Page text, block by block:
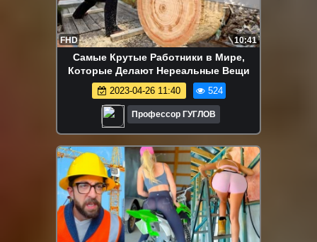
FHD 10:41
Самые Крутые Работники в Мире,
Которые Делают Нереальные Вещи
2023-04-26 11:40 524
Профессор ГУГЛОВ